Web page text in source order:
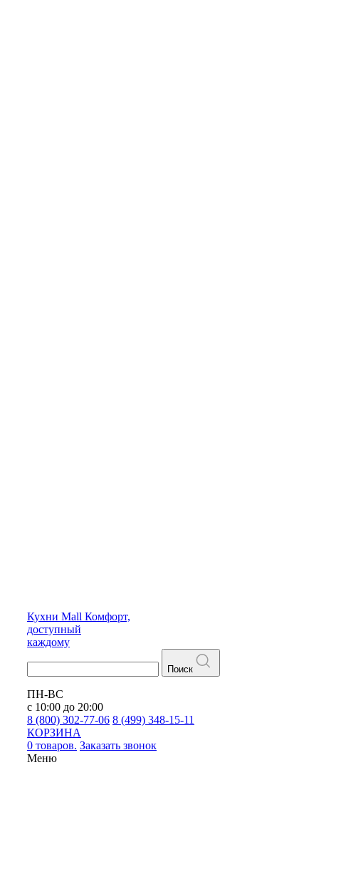
Кухни Mall Комфорт,
доступный
каждому
Поиск
ПН-ВС
с 10:00 до 20:00
8 (800) 302-77-06 8 (499) 348-15-11
КОРЗИНА
0 товаров. Заказать звонок
Меню